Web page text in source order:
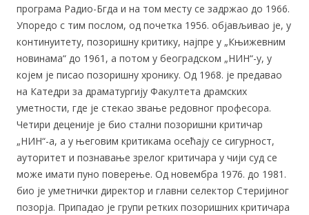
програма Радио-Бгда и на том месту се задржао до 1966.
Упоредо с тим послом, од почетка 1956. објављивао је, у
континуитету, позоришну критику, најпре у „Књижевним
новинама“ до 1961, а потом у београдском „НИН“-у, у
којем је писао позоришну хронику. Од 1968. је предавао
на Катедри за драматургију Факултета драмских
уметности, где је стекао звање редовног професора.
Четири деценије је био стални позоришни критичар
„НИН“-а, а у његовим критикама осећају се сигурност,
ауторитет и познавање зрелог критичара у чији суд се
може имати пуно поверење. Од новембра 1976. до 1981.
био је уметнички директор и главни селектор Стеријиног
позорја. Припадао је групи ретких позоришних критичара